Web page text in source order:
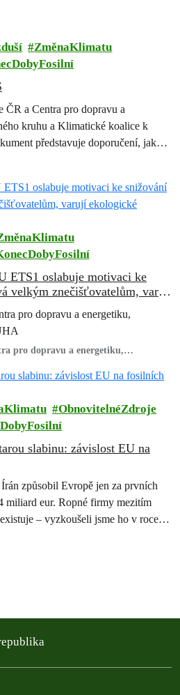
ZměnaKlimatu
ČR a Centra pro dopravu a
kruhu a Klimatické koalice k
představuje doporučení, jak
ETS1 oslabuje motivaci ke
velkým znečišťovatelům, varují
pro dopravu a energetiku,
pro dopravu a energetiku,
ObnovitelnéZdroje
slabinu: závislost EU na
způsobil Evropě jen za prvních
miliard eur. Ropné firmy mezitím
– vyzkoušeli jsme ho v roce